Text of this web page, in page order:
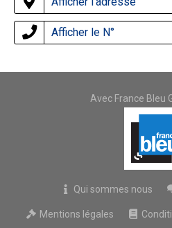
Afficher le N°
Avec France Bleu
Qui sommes nous
Mentions légales